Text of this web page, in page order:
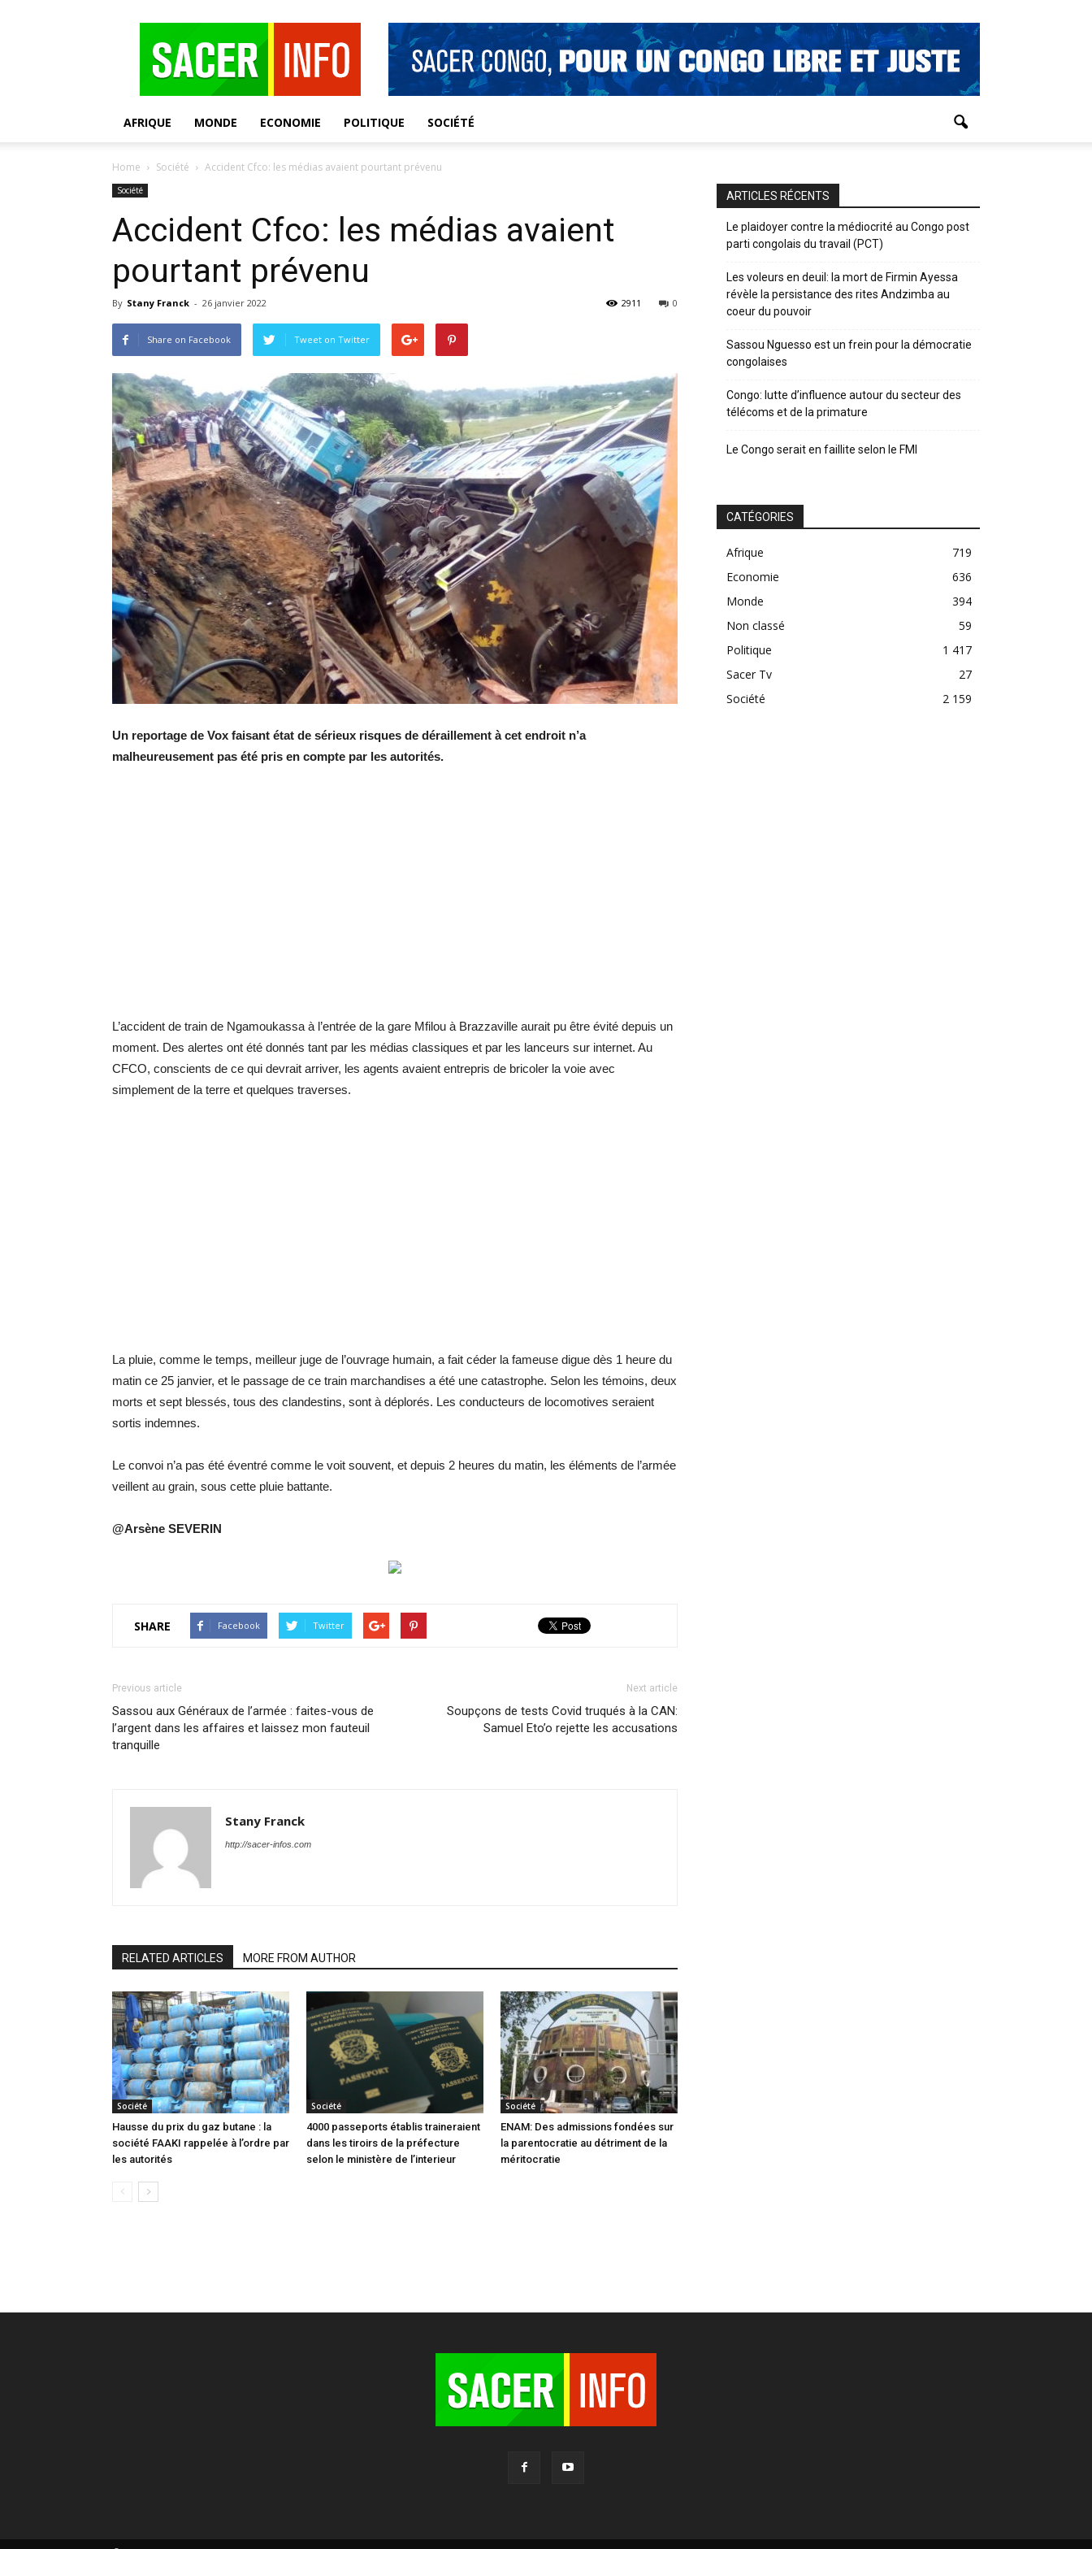
AFRIQUE MONDE ECONOMIE POLITIQUE SOCIÉTÉ
Home Société Accident Cfco: les médias avaient pourtant prévenu
Société
Accident Cfco: les médias avaient
pourtant prévenu
By Stany Franck - 26 janvier 2022 0
2911
Share on Facebook Tweet on Twitter
Un reportage de Vox faisant état de sérieux risques de déraillement à cet endroit n’a
malheureusement pas été pris en compte par les autorités.
L’accident de train de Ngamoukassa à l’entrée de la gare Mfilou à Brazzaville aurait pu être évité depuis un
moment. Des alertes ont été donnés tant par les médias classiques et par les lanceurs sur internet. Au
CFCO, conscients de ce qui devrait arriver, les agents avaient entrepris de bricoler la voie avec
simplement de la terre et quelques traverses.
La pluie, comme le temps, meilleur juge de l’ouvrage humain, a fait céder la fameuse digue dès 1 heure du
matin ce 25 janvier, et le passage de ce train marchandises a été une catastrophe. Selon les témoins, deux
morts et sept blessés, tous des clandestins, sont à déplorés. Les conducteurs de locomotives seraient
sortis indemnes.
Le convoi n’a pas été éventré comme le voit souvent, et depuis 2 heures du matin, les éléments de l’armée
veillent au grain, sous cette pluie battante.
@Arsène SEVERIN
SHARE Facebook Twitter
Previous article
Sassou aux Généraux de l’armée : faites-vous de
l’argent dans les affaires et laissez mon fauteuil
tranquille
Next article
Soupçons de tests Covid truqués à la CAN:
Samuel Eto’o rejette les accusations
Stany Franck
http://sacer-infos.com
RELATED ARTICLES MORE FROM AUTHOR
Société
Hausse du prix du gaz butane : la
société FAAKI rappelée à l’ordre par
les autorités
Société
4000 passeports établis traineraient
dans les tiroirs de la préfecture
selon le ministère de l’interieur
Société
ENAM: Des admissions fondées sur
la parentocratie au détriment de la
méritocratie
ARTICLES RÉCENTS
Le plaidoyer contre la médiocrité au Congo post
parti congolais du travail (PCT)
Les voleurs en deuil: la mort de Firmin Ayessa
révèle la persistance des rites Andzimba au
coeur du pouvoir
Sassou Nguesso est un frein pour la démocratie
congolaises
Congo: lutte d’influence autour du secteur des
télécoms et de la primature
Le Congo serait en faillite selon le FMI
CATÉGORIES
Afrique
719
Economie
636
Monde
394
Non classé
59
Politique
1 417
Sacer Tv
27
Société
2 159